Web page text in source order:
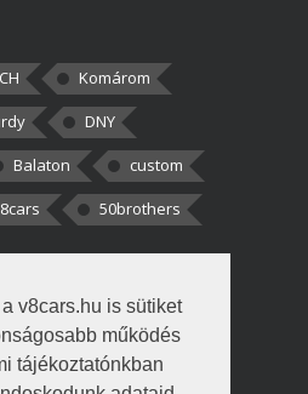
v8cars.hu is sütiket
működés
tájékoztatónkban
Komárom
DNY
Balaton
custom
50brothers
Én csak két
tudtam, hogy fél autót,